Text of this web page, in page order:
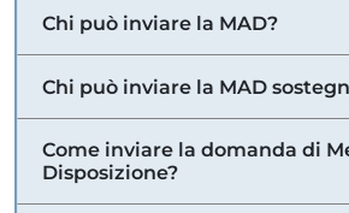
Chi può inviare la MAD?
Chi può inviare la MAD
Come inviare la domanda di
Disposizione?